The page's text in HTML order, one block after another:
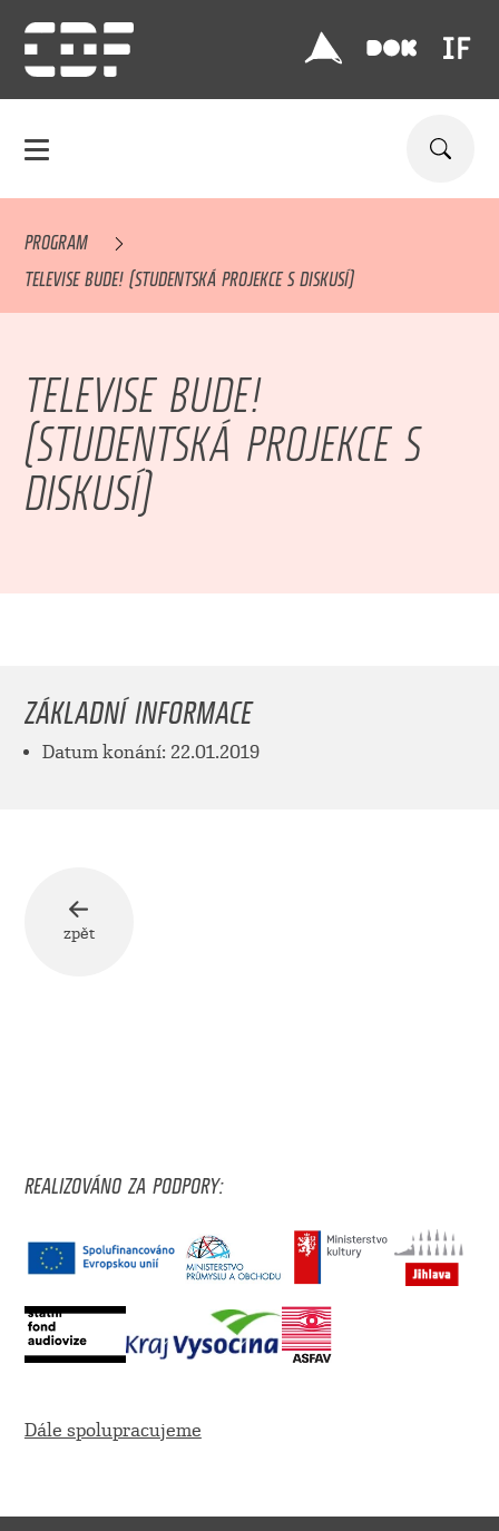
PROGRAM
TELEVISE BUDE! (STUDENTSKÁ PROJEKCE S DISKUSÍ)
TELEVISE BUDE!
(STUDENTSKÁ PROJEKCE S
DISKUSÍ)
ZÁKLADNÍ INFORMACE
Datum konání: 22.01.2019
zpět
REALIZOVÁNO ZA PODPORY:
Dále spolupracujeme